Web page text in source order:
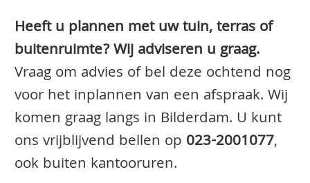
Heeft u plannen met uw tuin, terras of
buitenruimte? Wij adviseren u graag.
Vraag om advies of bel deze ochtend nog
voor het inplannen van een afspraak. Wij
komen graag langs in Bilderdam. U kunt
ons vrijblijvend bellen op 023-2001077,
ook buiten kantooruren.